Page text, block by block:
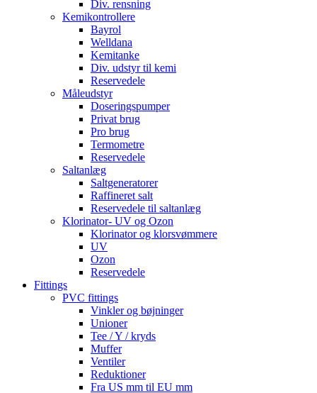
Div. rensning
Kemikontrollere
Bayrol
Welldana
Kemitanke
Div. udstyr til kemi
Reservedele
Måleudstyr
Doseringspumper
Privat brug
Pro brug
Termometre
Reservedele
Saltanlæg
Saltgeneratorer
Raffineret salt
Reservedele til saltanlæg
Klorinator- UV og Ozon
Klorinator og klorsvømmere
UV
Ozon
Reservedele
Fittings
PVC fittings
Vinkler og bøjninger
Unioner
Tee / Y / kryds
Muffer
Ventiler
Reduktioner
Fra US mm til EU mm